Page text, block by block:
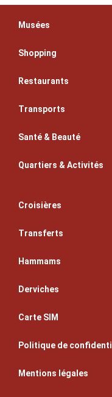
Musées
Shopping
Restaurants
Transports
Santé & Beauté
Quartiers & Activités
Croisières
Transferts
Hammams
Derviches
Carte SIM
Politique de
Mentions légales